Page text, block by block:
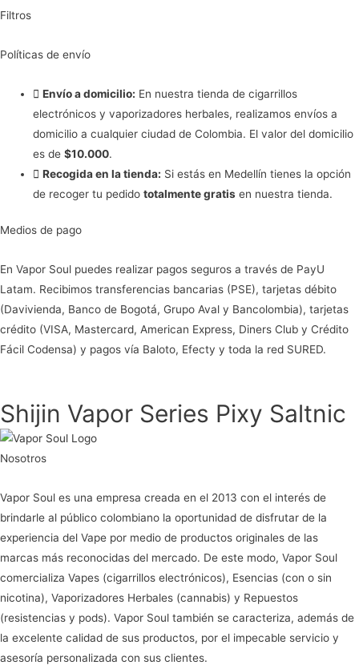
Filtros
Políticas de envío
Envío a domicilio: En nuestra tienda de cigarrillos
electrónicos y vaporizadores herbales, realizamos envíos a
domicilio a cualquier ciudad de Colombia. El valor del domicilio
es de$10.000.
Recogida en la tienda: Si estás en Medellín tienes la opción
de recoger tu pedidototalmente gratis en nuestra tienda.
Medios de pago
En Vapor Soul puedes realizar pagos seguros a través de PayU
Latam. Recibimos transferencias bancarias (PSE), tarjetas débito
(Davivienda, Banco de Bogotá, Grupo Aval y Bancolombia), tarjetas
crédito (VISA, Mastercard, American Express, Diners Club y Crédito
Fácil Codensa) y pagos vía Baloto, Efecty y toda la red SURED.
Shijin Vapor Series Pixy Saltnic
Nosotros
Vapor Soul es una empresa creada en el 2013 con el interés de
brindarle al público colombiano la oportunidad de disfrutar de la
experiencia del Vape por medio de productos originales de las
marcas más reconocidas del mercado. De este modo, Vapor Soul
comercializa Vapes (cigarrillos electrónicos), Esencias (con o sin
nicotina), Vaporizadores Herbales (cannabis) y Repuestos
(resistencias y pods). Vapor Soul también se caracteriza, además de
la excelente calidad de sus productos, por el impecable servicio y
asesoría personalizada con sus clientes.